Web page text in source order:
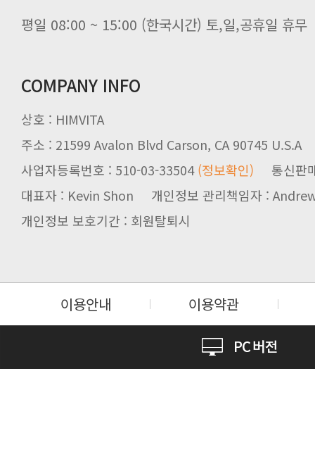
평일 08:00 ~ 15:00 (한국시간) 토,일,공휴일 휴무
COMPANY INFO
상호 : HIMVITA
주소 : 21599 Avalon Blvd Carson, CA 90745 U.S.A
사업자등록번호 : 510-03-33504(정보확인) 통신판
대표자 : Kevin Shon 개인정보 관리책임자 :
개인정보 보호기간 : 회원탈퇴시
이용안내 이용약관